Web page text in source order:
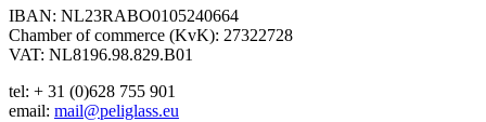
IBAN: NL23RABO0105240664
Chamber of commerce (KvK): 27322728
VAT: NL8196.98.829.B01
tel: + 31 (0)628 755 901
email: mail@peliglass.eu